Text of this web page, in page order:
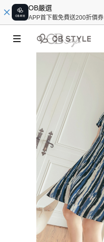
OB嚴選
APP首下載免費送200折價券